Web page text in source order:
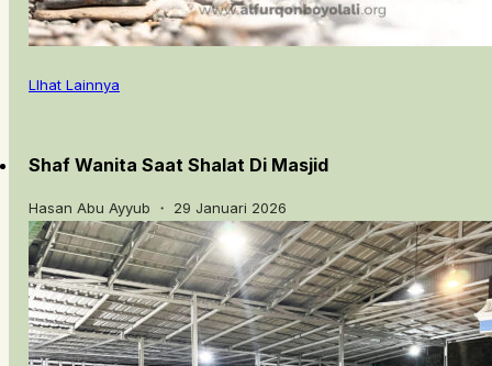
LIhat Lainnya
Shaf Wanita Saat Shalat Di Masjid
Hasan Abu Ayyub ・ 29 Januari 2026